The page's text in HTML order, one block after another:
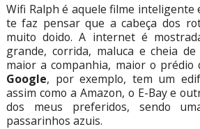
Wifi Ralph é aquele filme inteligente
te faz pensar que a cabeça dos
muito doido. A internet é
grande, corrida, maluca e cheia
maior a companhia, maior o prédio
Google, por exemplo, tem um
assim como a Amazon, o E-Bay e
dos meus preferidos, sendo
passarinhos azuis.